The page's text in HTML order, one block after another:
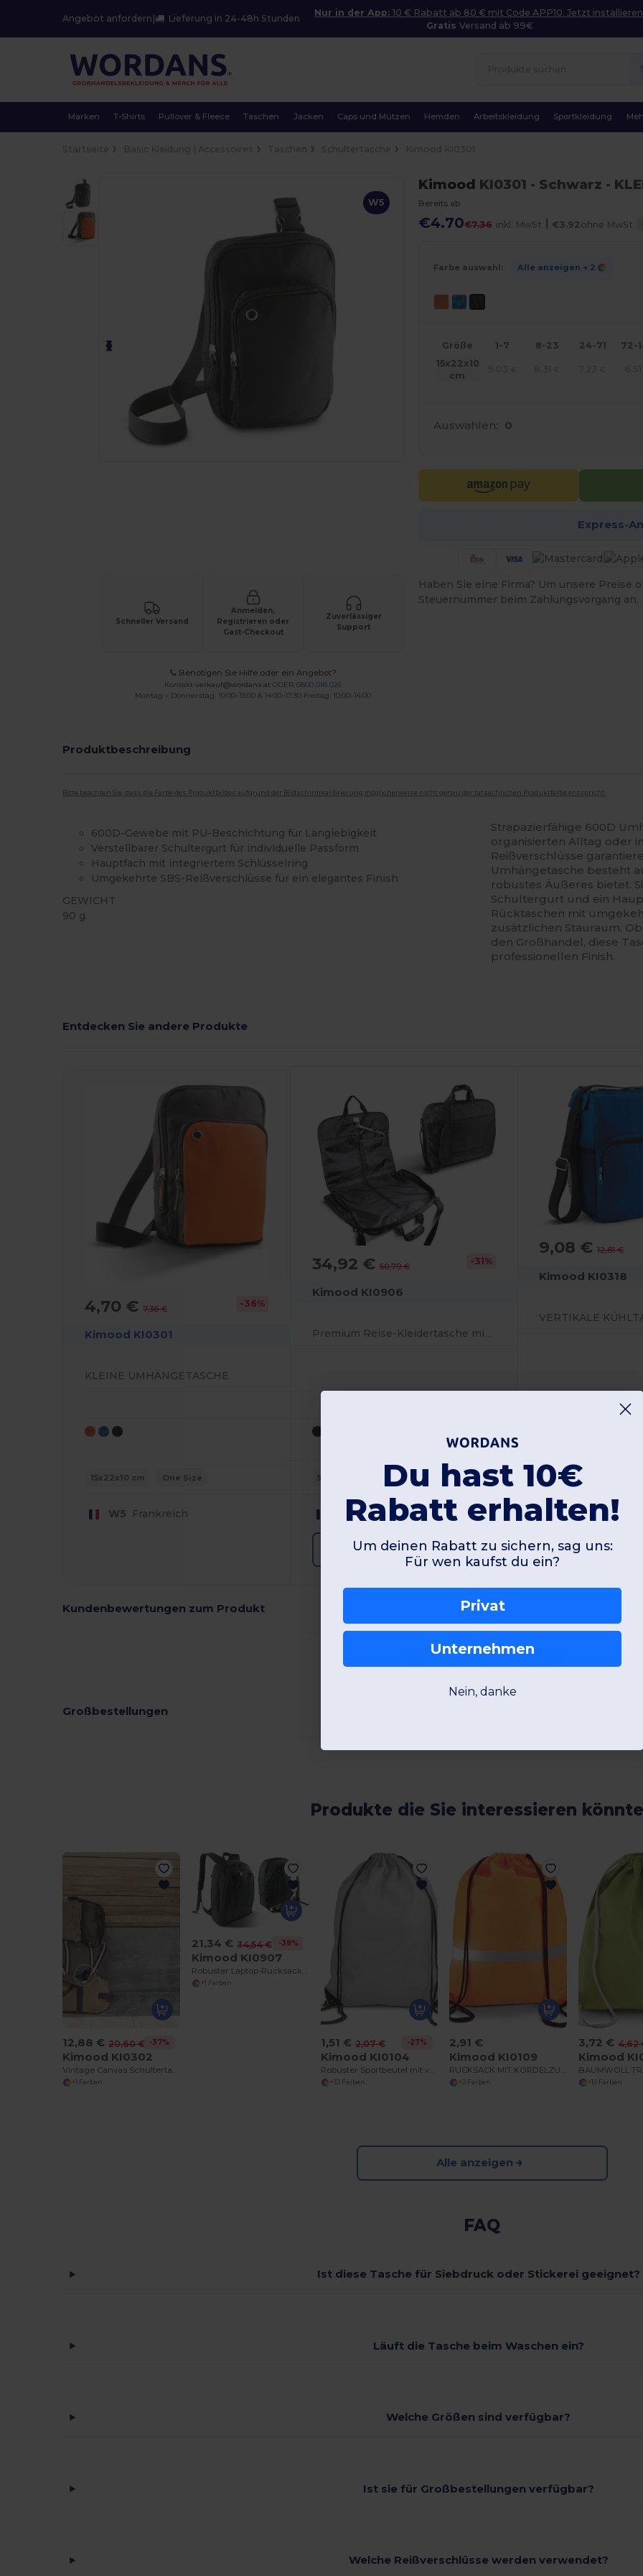
Angebot anfordern Lieferung in 24-48h Stunden
Nur in der App: 10 € Rabatt ab 80 € mit Code APP10. Jetzt
Gratis Versand ab 99€
Marken T-Shirts Pullover & Fleece Taschen Jacken Caps und Mützen Hemden Arbeitskleidung Sportkleidung
W5
Schneller Versand
Anmelden,
Registrieren oder
Gast-Checkout
Zuverlässiger
Support
Benötigen Sie Hilfe oder ein Angebot?
Kontaktverkauf@wordans.at ODER0800 018 026
Montag – Donnerstag: 10:00–13:00 & 14:00–17:30 Freitag: 10:00–14:00
Kimood KI0301 - Schwarz -
Bereits ab
€4.70€7.36 inkl. MwSt | €3.92 ohne MwSt
Farbe auswahl: Alle anzeigen + 2
Größe 1-7 8-23 24-71
72-
15x22x10
cm
Auswahlen: 0
Express-
Haben Sie eine Firma? Um unsere
Steuernummer beim Zahlungsvorgang an.
Produktbeschreibung
Bitte beachten Sie, dass die Farbe des Produktbildes aufgrund der Bildschirmkalibrierung möglicherweise nicht genau der tatsächlichen Produktfarbe entspricht.
600D-Gewebe mit PU-Beschichtung für Langlebigkeit
Verstellbarer Schultergurt für individuelle Passform
Hauptfach mit integriertem Schlüsselring
Umgekehrte SBS-Reißverschlüsse für ein elegantes Finish
GEWICHT
90 g.
Strapazierfähige 600D
organisierten Alltag oder
Reißverschlüsse
Umhängetasche besteht
robustes Äußeres bietet.
Schultergurt und ein
Rücktaschen mit
zusätzlichen Stauraum.
den Großhandel, diese
professionellen Finish.
Entdecken Sie andere Produkte
4,70 €7,36 € -36%
Kimood KI0301
KLEINE UMHÄNGETASCHE
15x22x10 cm One Size
W5 Frankreich
34,92 € 50,79 € -31%
Kimood KI0906
Premium Reise-Kleidertasche mit Zubehörfächern
56x47x8 cm
W5Frankreich
Produktansicht
9,08 €12,81 €
Kimood KI0318
VERTIKALE
27x31x14 cm
W5Frankreich
Kundenbewertungen zum Produkt
Großbestellungen
Produkte die Sie interessieren
12,88 € 20,60 € -37%
Kimood KI0302
+1 Farben
21,34 € 34,54 € -38%
Kimood KI0907
+1 Farben
1,51 € 2,07 € -27%
Kimood KI0104
Robuster Sportbeutel mit verstärkten Ecken
+32 Farben
2,91 €
Kimood KI0109
+2 Farben
3,72 € 4,62
Kimood
+10 Farben
Alle anzeigen
FAQ
Ist diese Tasche für Siebdruck oder Stickerei geeignet?
Läuft die Tasche beim Waschen ein?
Welche Größen sind verfügbar?
Ist sie für Großbestellungen verfügbar?
Welche Reißverschlüsse werden verwendet?
Du hast 10€
Rabatt erhalten!
Um deinen Rabatt zu sichern, sag uns:
Für wen kaufst du ein?
Privat
Unternehmen
Nein, danke